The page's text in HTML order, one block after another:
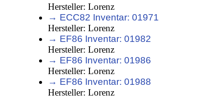
Hersteller: Lorenz
→ ECC82 Inventar: 01971
Hersteller: Lorenz
→ EF86 Inventar: 01982
Hersteller: Lorenz
→ EF86 Inventar: 01986
Hersteller: Lorenz
→ EF86 Inventar: 01988
Hersteller: Lorenz